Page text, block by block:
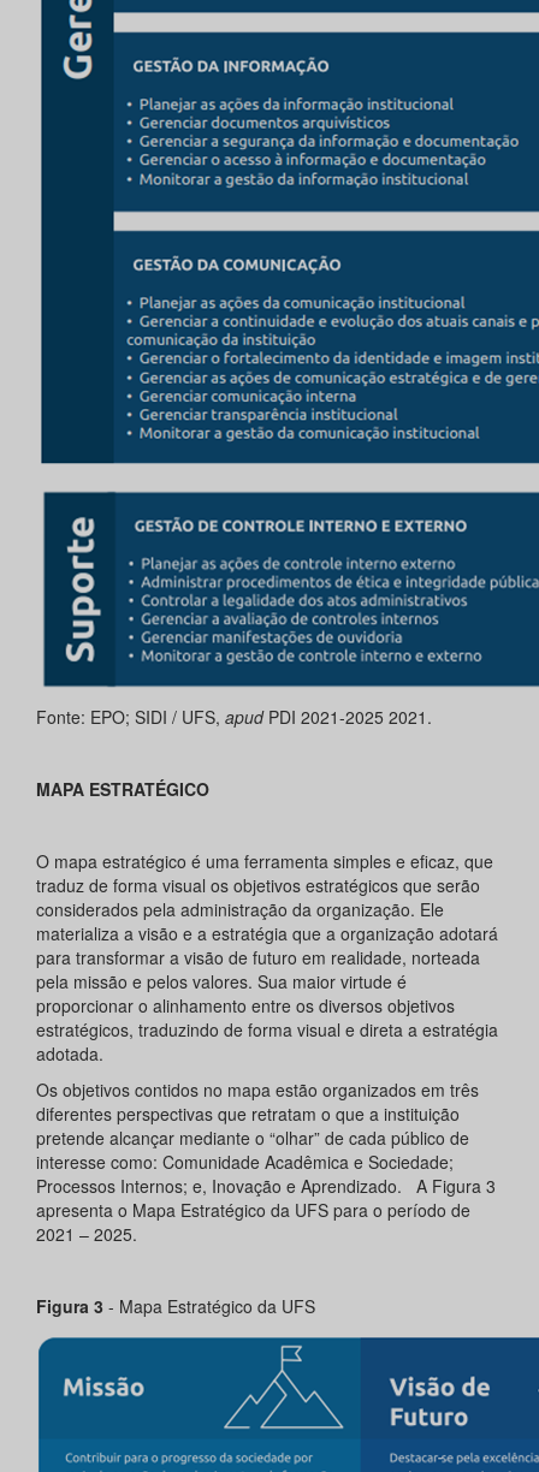
Fonte: EPO; SIDI / UFS, apudPDI 2021-2025 2021.
MAPA ESTRATÉGICO
O mapa estratégico é uma ferramenta simples e eficaz, que
traduz de forma visual os objetivos estratégicos que serão
considerados pela administração da organização. Ele
materializa a visão e a estratégia que a organização adotará
para transformar a visão de futuro em realidade, norteada
pela missão e pelos valores. Sua maior virtude é
proporcionar o alinhamento entre os diversos objetivos
estratégicos, traduzindo de forma visual e direta a estratégia
adotada.
Os objetivos contidos no mapa estão organizados em três
diferentes perspectivas que retratam o que a instituição
pretende alcançar mediante o “olhar” de cada público de
interesse como: Comunidade Acadêmica e Sociedade;
Processos Internos; e, Inovação e Aprendizado. A Figura 3
apresenta o Mapa Estratégico da UFS para o período de
2021 – 2025.
Figura 3 - Mapa Estratégico da UFS